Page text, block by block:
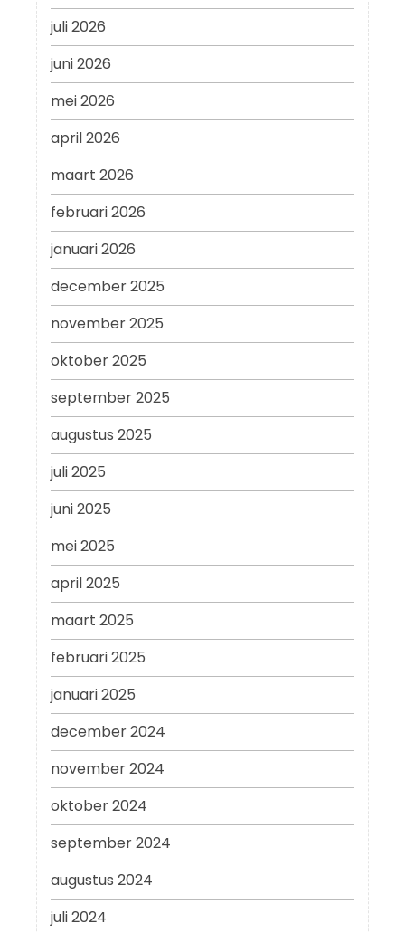
juli 2026
juni 2026
mei 2026
april 2026
maart 2026
februari 2026
januari 2026
december 2025
november 2025
oktober 2025
september 2025
augustus 2025
juli 2025
juni 2025
mei 2025
april 2025
maart 2025
februari 2025
januari 2025
december 2024
november 2024
oktober 2024
september 2024
augustus 2024
juli 2024